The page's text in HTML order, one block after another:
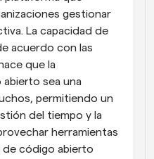
gestionar
La capacidad de
acuerdo con las
que la
sea una
permitiendo un
del tiempo y la
herramientas
código abierto